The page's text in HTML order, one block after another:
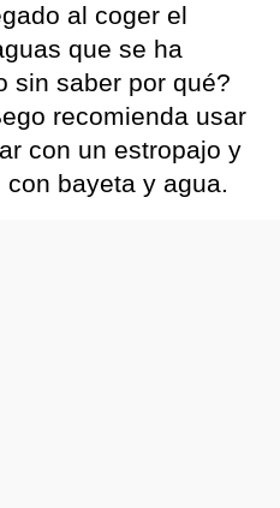
al coger el
que se ha
sin saber por qué?
recomienda usar
con un estropajo y
bayeta y agua.